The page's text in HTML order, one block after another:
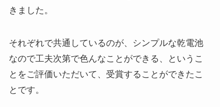
きました。
それぞれで共通しているのが、シンプルな乾電池
なので工夫次第で色んなことができる、というこ
とをご評価いただいて、受賞することができたこ
とです。